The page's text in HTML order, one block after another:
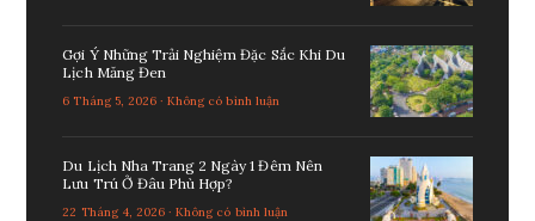
Gợi Ý Những Trải Nghiệm Đặc Sắc Khi Du
Lịch Măng Đen
6 Tháng 5, 2026 · Không có bình luận
Du Lịch Nha Trang 2 Ngày 1 Đêm Nên
Lưu Trú Ở Đâu Phù Hợp?
22 Tháng 4, 2026 · Không có bình luận